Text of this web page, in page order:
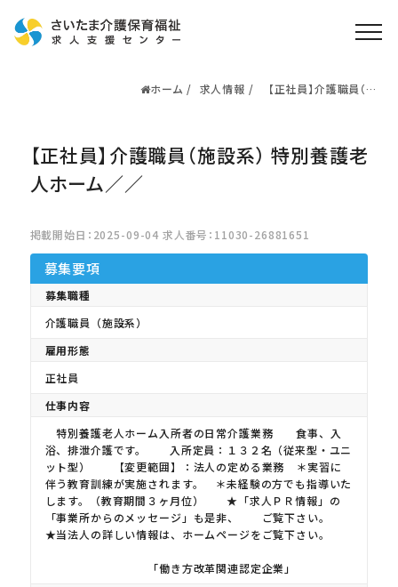
就職・転職支援
無料
資格取得なら
さいたま介護アカデミー
お役立ち情報
ご利用の流れ
よくある質問
運営会社情報
ホーム 求人情報
【正社員】介護職員（施
【正社員】介護職員（施設系） 特別養護老
人ホーム／／
掲載開始日：2025-09-04 求人番号：11030-26881651
募集要項
募集職種
介護職員（施設系）
雇用形態
正社員
仕事内容
特別養護老人ホーム入所者の日常介護業務 食事、入
浴、排泄介護です。 入所定員：１３２名（従来型・ユニ
ット型） 【変更範囲】：法人の定める業務 ＊実習に
伴う教育訓練が実施されます。 ＊未経験の方でも指導いた
します。（教育期間３ヶ月位） ★「求人ＰＲ情報」の
「事業所からのメッセージ」も是非、 ご覧下さい。
★当法人の詳しい情報は、ホームページをご覧下さい。
「働き方改革関連認定企業」